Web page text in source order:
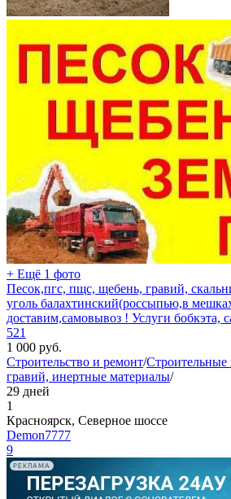
+ Ещё 1 фото
Песок,пгс, пщс, щебень, гравий,
уголь балахтинский(россыпью,в
доставим,самовывоз ! Услуги бобкэта,
521
1 000 руб.
Строительство и ремонт/Строительные
гравий, инертные материалы/
29 дней
1
Красноярск, Северное шоссе
Demon7777
9
РЕКЛАМА